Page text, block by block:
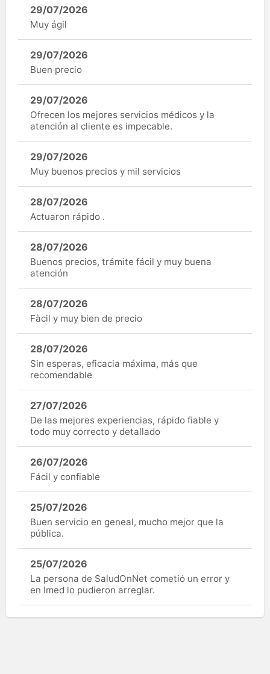
29/07/2026
Muy ágil
29/07/2026
Buen precio
29/07/2026
Ofrecen los mejores servicios médicos y la
atención al cliente es impecable.
29/07/2026
Muy buenos precios y mil servicios
28/07/2026
Actuaron rápido .
28/07/2026
Buenos precios, trámite fácil y muy buena
atención
28/07/2026
Fàcil y muy bien de precio
28/07/2026
Sin esperas, eficacia máxima, más que
recomendable
27/07/2026
De las mejores experiencias, rápido fiable y
todo muy correcto y detallado
26/07/2026
Fácil y confiable
25/07/2026
Buen servicio en geneal, mucho mejor que la
pública.
25/07/2026
La persona de SaludOnNet cometió un error y
en Imed lo pudieron arreglar.